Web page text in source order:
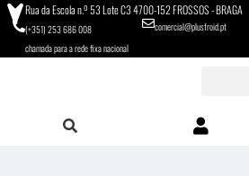
Rua da Escola n.º 53 Lote C3 4700-152 FROSSOS - BRAGA
(+351) 253 686 008
chamada para a rede fixa nacional
comercial@plusfroid.pt